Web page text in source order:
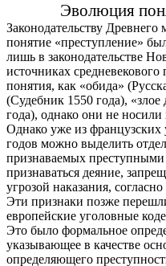
Эволюция
Законодательству
понятие «преступление»
лишь в законодательстве
источниках средневекового
понятия, как «обида»
(Судебник 1550 года),
года), однако они не носили
Однако уже из французских
годов можно выделить
признаваемых преступными
признаваться деяние,
угрозой наказания,
Эти признаки позже
европейские уголовные
Это было формальное
указывающее в качестве
определяющего